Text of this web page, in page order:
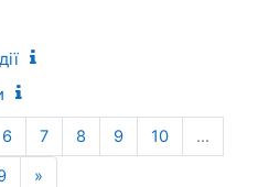
6 7 8 9 10
…
»